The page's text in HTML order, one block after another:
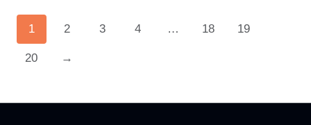
1 2 3 4 … 18 19
20 →